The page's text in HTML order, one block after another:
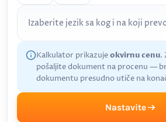
Izaberite jezik sa kog i na koji
Kalkulator prikazujeokvirnu cenu.
pošaljite dokument na procenu —
dokumentu presudno utiče na
Nastavite